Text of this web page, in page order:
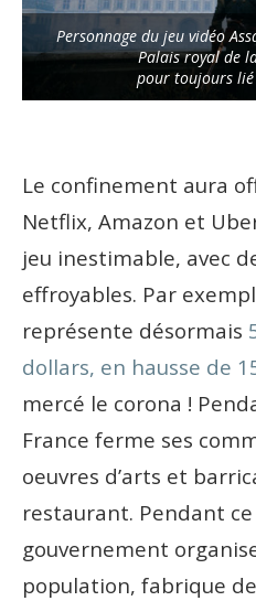
Personnage du jeu vidéo
Palais royal de
pour toujours lié
Le confinement aura
Netflix, Amazon et
jeu inestimable, avec
effroyables. Par
représente désormais
dollars, en hausse de
mercé le corona !
France ferme ses
oeuvres d’arts et
restaurant. Pendant
gouvernement
population, fabrique